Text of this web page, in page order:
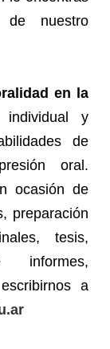
nuestro
en la
y
de
oral.
ocasión de
preparación
tesis,
informes,
a